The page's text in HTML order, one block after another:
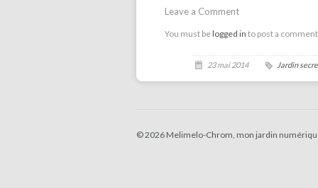
Leave a Comment
You must belogged in to post a
23 mai 2014 Jardin
© 2026 Melimelo-Chrom, mon jardin